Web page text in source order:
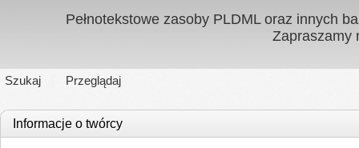
Pełnotekstowe zasoby PLDML oraz innych
Zapraszamy
Szukaj Przeglądaj
Informacje o twórcy